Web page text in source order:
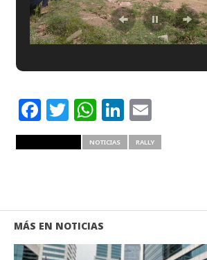
Facebook
Twitter
WhatsApp
LinkedIn
Email
NOTICIAS RALLY
MÁS EN NOTICIAS